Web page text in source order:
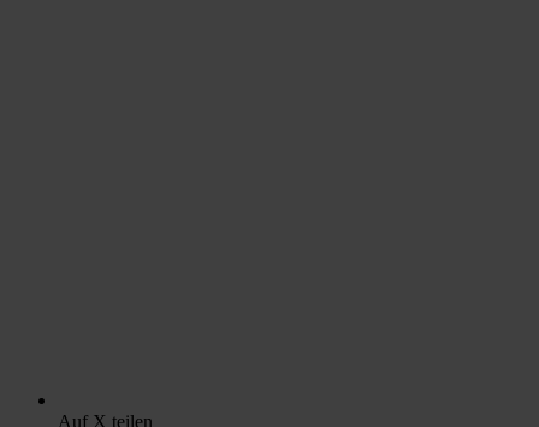
Auf X teilen